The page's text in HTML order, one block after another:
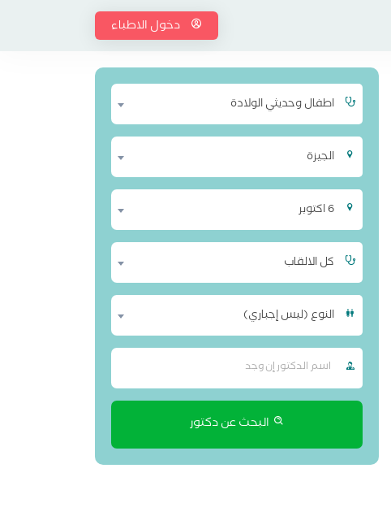
دخول الاطباء
اطفال وحديثي الولادة
الجيزة
6 اكتوبر
كل الالقاب
النوع (ليس إجباري)
البحث عن دكتور